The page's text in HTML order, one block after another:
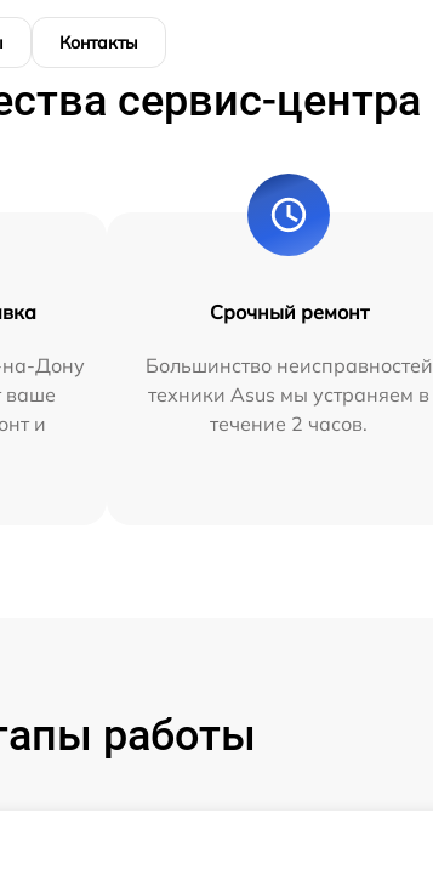
Контакты
сервис-центра
на-Дону
ваше
и
Срочный ремонт
Большинство неисправностей
техники Asus мы устраняем в
течение 2 часов.
работы